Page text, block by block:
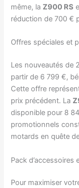
même, laZ900 RS
réduction de 700 €
Offres spéciales et
Les nouveautés de
partir de 6 799 €,
Cette offre
prix précédent. La
disponible pour 8
promotionnels
motards en quête
Pack d’accessoires
Pour maximiser